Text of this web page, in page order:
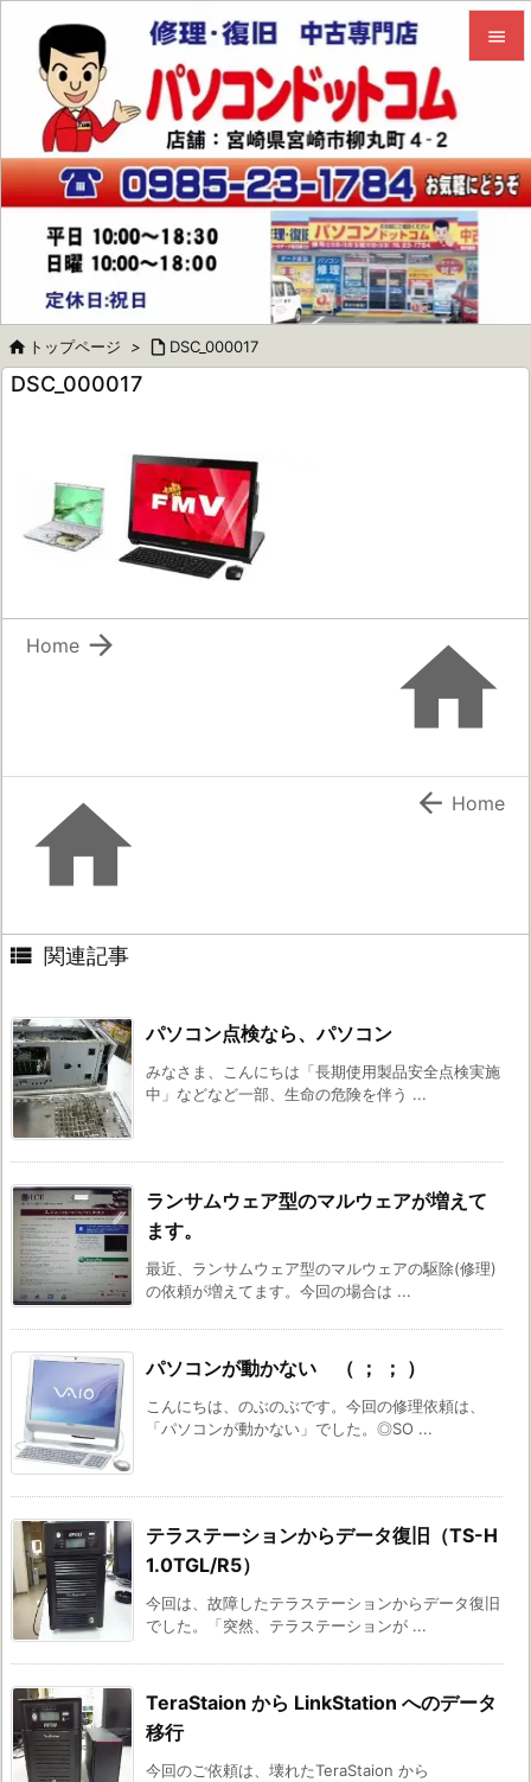

サイド


 トップページ >  DSC_000017
DSC_000017


Home
  Home
 関連記事
パソコン点検なら、パソコン
みなさま、こんにちは「長期使用製品安全点検実施
中」などなど一部、生命の危険を伴う ...
ランサムウェア型のマルウェアが増えて
ます。
最近、ランサムウェア型のマルウェアの駆除(修理)
の依頼が増えてます。今回の場合は ...
パソコンが動かない （ ； ； ）
こんにちは、のぶのぶです。今回の修理依頼は、
「パソコンが動かない」でした。◎SO ...
テラステーションからデータ復旧（TS-H
1.0TGL/R5）
今回は、故障したテラステーションからデータ復旧
でした。「突然、テラステーションが ...
TeraStaion から LinkStation へのデータ
移行
今回のご依頼は、壊れたTeraStaion から